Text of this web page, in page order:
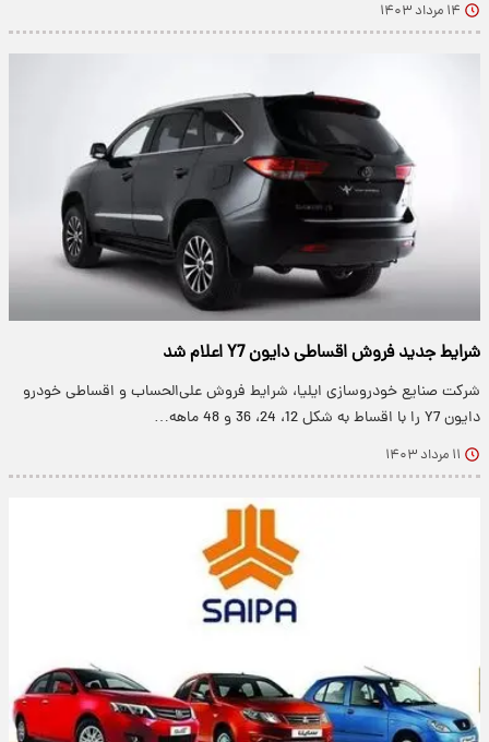
۱۴ مرداد ۱۴۰۳
شرایط جدید فروش اقساطی دایون Y7 اعلام شد
شرکت صنایع خودروسازی ایلیا، شرایط فروش علی‌الحساب و اقساطی خودرو
دایون Y7 را با اقساط به شکل 12، 24، 36 و 48 ماهه…
۱۱ مرداد ۱۴۰۳